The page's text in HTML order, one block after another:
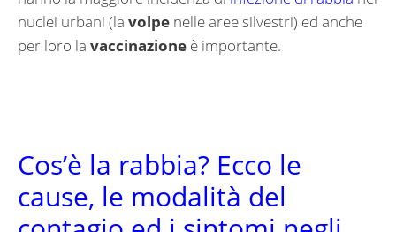
nuclei urbani (la volpe nelle aree silvestri) ed anche
per loro la vaccinazione è importante.
Cos’è la rabbia? Ecco le
cause, le modalità del